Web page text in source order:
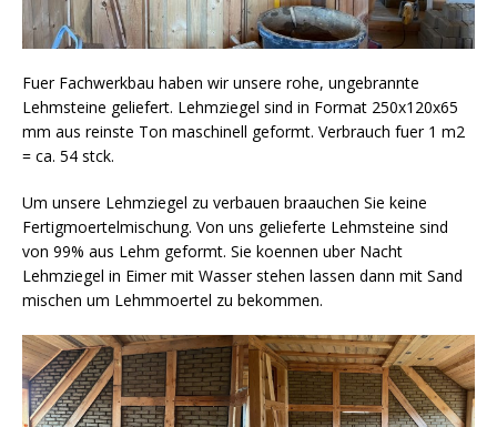
Fuer Fachwerkbau haben wir unsere rohe, ungebrannte
Lehmsteine geliefert. Lehmziegel sind in Format 250x120x65
mm aus reinste Ton maschinell geformt. Verbrauch fuer 1 m2
= ca. 54 stck.
Um unsere Lehmziegel zu verbauen braauchen Sie keine
Fertigmoertelmischung. Von uns gelieferte Lehmsteine sind
von 99% aus Lehm geformt. Sie koennen uber Nacht
Lehmziegel in Eimer mit Wasser stehen lassen dann mit Sand
mischen um Lehmmoertel zu bekommen.